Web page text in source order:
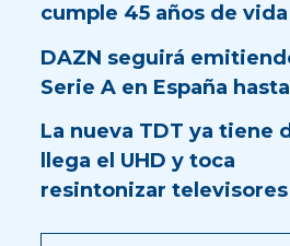
cumple 45 años de vida
DAZN seguirá
Serie A en España
La nueva TDT ya tiene
llega el UHD y toca
resintonizar televisores